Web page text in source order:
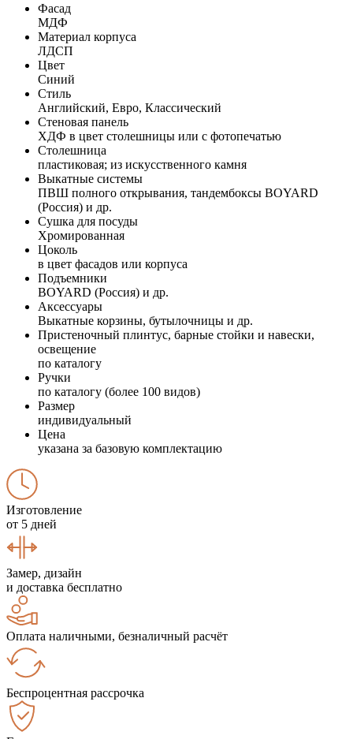
Фасад
МДФ
Материал корпуса
ЛДСП
Цвет
Синий
Стиль
Английский, Евро, Классический
Стеновая панель
ХДФ в цвет столешницы или с фотопечатью
Столешница
пластиковая; из искусственного камня
Выкатные системы
ПВШ полного открывания, тандембоксы BOYARD
(Россия) и др.
Сушка для посуды
Хромированная
Цоколь
в цвет фасадов или корпуса
Подъемники
BOYARD (Россия) и др.
Аксессуары
Выкатные корзины, бутылочницы и др.
Пристеночный плинтус, барные стойки и навески,
освещение
по каталогу
Ручки
по каталогу (более 100 видов)
Размер
индивидуальный
Цена
указана за базовую комплектацию
Изготовление
от 5 дней
Замер, дизайн
и доставка бесплатно
Оплата наличными, безналичный расчёт
Беспроцентная рассрочка